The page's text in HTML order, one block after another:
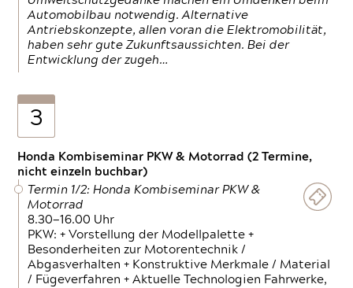
Automobilbau notwendig. Alternative
Antriebskonzepte, allen voran die Elektromobilität,
haben sehr gute Zukunftsaussichten. Bei der
Entwicklung der zugeh…
3
Honda Kombiseminar PKW & Motorrad (2 Termine,
nicht einzeln buchbar)
Termin 1/2: Honda Kombiseminar PKW &
Motorrad
8.30—16.00 Uhr
PKW: + Vorstellung der Modellpalette +
Besonderheiten zur Motorentechnik /
Abgasverhalten + Konstruktive Merkmale / Material
/ Fügeverfahren + Aktuelle Technologien Fahrwerke,